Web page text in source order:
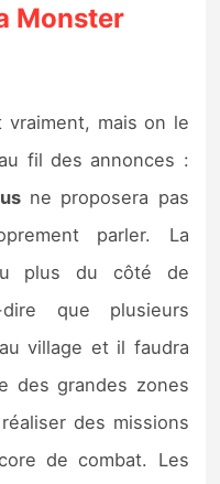
Monster
mais on le
fil des annonces :
ne proposera pas
parler. La
plus du côté de
dire que plusieurs
village et il faudra
des grandes zones
des missions
de combat. Les